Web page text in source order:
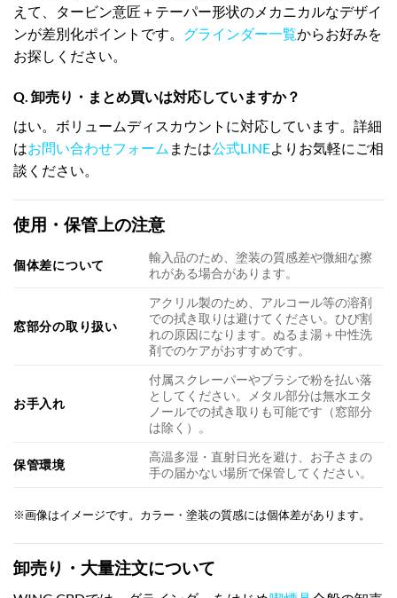
えて、タービン意匠＋テーパー形状のメカニカルなデザイ
ンが差別化ポイントです。 グラインダー一覧からお好みを
お探しください。
Q. 卸売り・まとめ買いは対応していますか？
はい。ボリュームディスカウントに対応しています。詳細
はお問い合わせフォーム または公式LINEよりお気軽にご相
談ください。
使用・保管上の注意
個体差について
輸入品のため、塗装の質感差や微細な擦
れがある場合があります。
窓部分の取り扱い
アクリル製のため、アルコール等の溶剤
での拭き取りは避けてください。ひび割
れの原因になります。ぬるま湯＋中性洗
剤でのケアがおすすめです。
お手入れ
付属スクレーパーやブラシで粉を払い落
としてください。メタル部分は無水エタ
ノールでの拭き取りも可能です（窓部分
は除く）。
保管環境
高温多湿・直射日光を避け、お子さまの
手の届かない場所で保管してください。
※画像はイメージです。カラー・塗装の質感には個体差があります。
卸売り・大量注文について